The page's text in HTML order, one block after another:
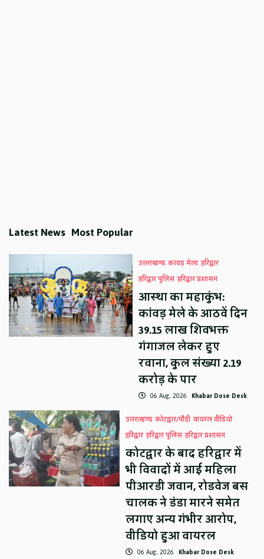
Latest News Most Popular
उत्तराखण्ड कावड़ मेला हरिद्वार
हरिद्वार पुलिस हरिद्वार प्रशासन
आस्था का महाकुंभ:
कांवड़ मेले के आठवें दिन
39.15 लाख शिवभक्त
गंगाजल लेकर हुए
रवाना, कुल संख्या 2.19
करोड़ के पार
06 Aug, 2026 Khabar Dose Desk
उत्तराखण्ड कोटद्वार/पौड़ी वायरल वीडियो
हरिद्वार हरिद्वार पुलिस हरिद्वार प्रशासन
कोटद्वार के बाद हरिद्वार में
भी विवादों में आई महिला
पीआरडी जवान, रोडवेज बस
चालक ने डंडा मारने समेत
लगाए अन्य गंभीर आरोप,
वीडियो हुआ वायरल
06 Aug, 2026 Khabar Dose Desk